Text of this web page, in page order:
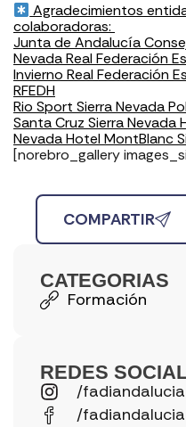
Agradecimientos
colaboradoras: ⁣⁣⁣⁣⁣⁣
Junta de Andalucía
NevadaReal Federación
Invierno Real Federación
RFEDH
Rio Sport Sierra Nevada
Santa Cruz Sierra Nevada
NevadaHotel MontBlanc
[norebro_gallery
COMPARTIR
CATEGORIAS
Formación
REDES
/fadiandalucia
/fadiandalucia